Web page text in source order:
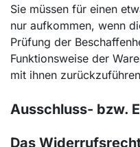
Sie müssen für einen
nur aufkommen, wenn
Prüfung der
Funktionsweise der
mit ihnen
Ausschluss- bzw.
Das